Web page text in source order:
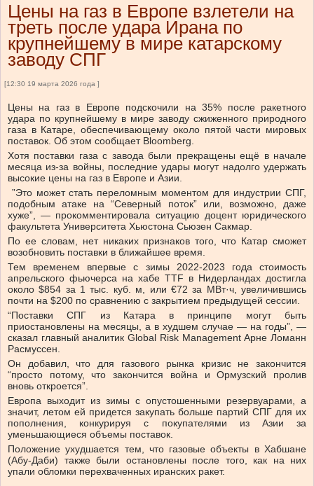
Цены на газ в Европе взлетели на
треть после удара Ирана по
крупнейшему в мире катарскому
заводу СПГ
[12:30 19 марта 2026 года ]
Цены на газ в Европе подскочили на 35% после ракетного
удара по крупнейшему в мире заводу сжиженного природного
газа в Катаре, обеспечивающему около пятой части мировых
поставок. Об этом сообщает Bloomberg.
Хотя поставки газа с завода были прекращены ещё в начале
месяца из-за войны, последние удары могут надолго удержать
высокие цены на газ в Европе и Азии.
”Это может стать переломным моментом для индустрии СПГ,
подобным атаке на “Северный поток” или, возможно, даже
хуже”, — прокомментировала ситуацию доцент юридического
факультета Университета Хьюстона Сьюзен Сакмар.
По ее словам, нет никаких признаков того, что Катар сможет
возобновить поставки в ближайшее время.
Тем временем впервые с зимы 2022-2023 года стоимость
апрельского фьючерса на хабе TTF в Нидерландах достигла
около $854 за 1 тыс. куб. м, или €72 за МВт·ч, увеличившись
почти на $200 по сравнению с закрытием предыдущей сессии.
“Поставки СПГ из Катара в принципе могут быть
приостановлены на месяцы, а в худшем случае — на годы”, —
сказал главный аналитик Global Risk Management Арне Ломанн
Расмуссен.
Он добавил, что для газового рынка кризис не закончится
“просто потому, что закончится война и Ормузский пролив
вновь откроется”.
Европа выходит из зимы с опустошенными резервуарами, а
значит, летом ей придется закупать больше партий СПГ для их
пополнения, конкурируя с покупателями из Азии за
уменьшающиеся объемы поставок.
Положение ухудшается тем, что газовые объекты в Хабшане
(Абу-Даби) также были остановлены после того, как на них
упали обломки перехваченных иранских ракет.